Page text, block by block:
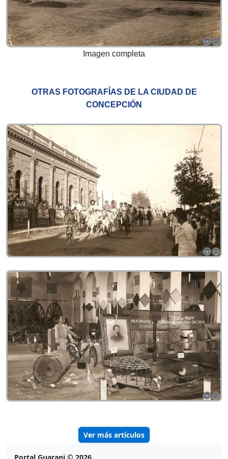
Imagen completa
OTRAS FOTOGRAFÍAS DE LA CIUDAD DE
CONCEPCIÓN
Ver más artículos